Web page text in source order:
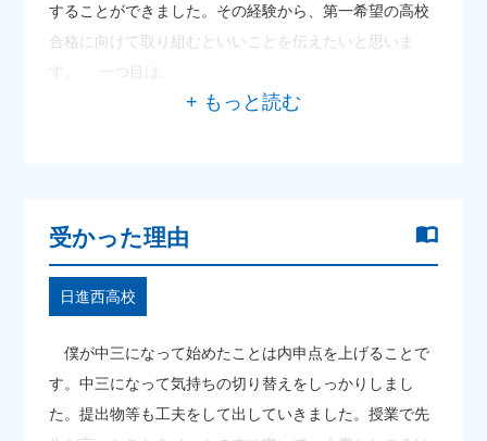
することができました。その経験から、第一希望の高校
合格に向けて取り組むといいことを伝えたいと思いま
す。 一つ目は、
受かった理由
日進西高校
僕が中三になって始めたことは内申点を上げることで
す。中三になって気持ちの切り替えをしっかりしまし
た。提出物等も工夫をして出していきました。授業で先